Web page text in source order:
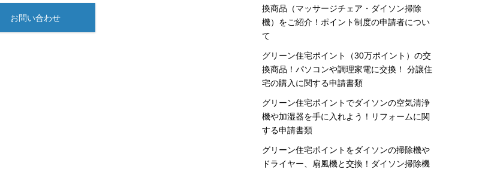
お問い合わせ
換商品（マッサージチェア・ダイソン掃除
機）をご紹介！ポイント制度の申請者につい
て
グリーン住宅ポイント（30万ポイント）の交
換商品！パソコンや調理家電に交換！ 分譲住
宅の購入に関する申請書類
グリーン住宅ポイントでダイソンの空気清浄
機や加湿器を手に入れよう！リフォームに関
する申請書類
グリーン住宅ポイントをダイソンの掃除機や
ドライヤー、扇風機と交換！ダイソン掃除機